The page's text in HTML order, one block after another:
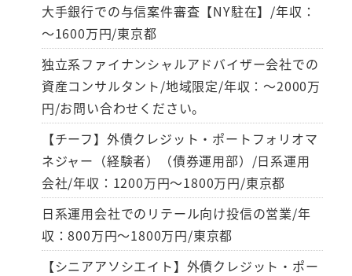
大手銀行での与信案件審査【NY駐在】/年収：
～1600万円/東京都
独立系ファイナンシャルアドバイザー会社での
資産コンサルタント/地域限定/年収：～2000万
円/お問い合わせください。
【チーフ】外債クレジット・ポートフォリオマ
ネジャー（経験者）（債券運用部）/日系運用
会社/年収：1200万円～1800万円/東京都
日系運用会社でのリテール向け投信の営業/年
収：800万円～1800万円/東京都
【シニアアソシエイト】外債クレジット・ポー